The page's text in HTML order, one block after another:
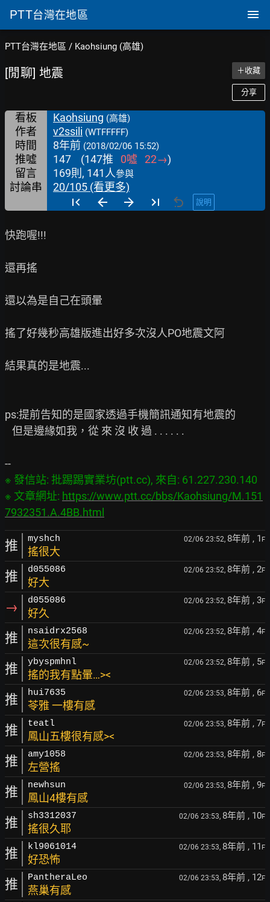
PTT台灣在地區
PTT台灣在地區 / Kaohsiung (高雄)
[閒聊] 地震 ＋收藏
分享
看板 Kaohsiung (高雄)
作者 v2ssili (WTFFFFF)
時間 8年前 (2018/02/06 15:52)
推噓 147 (147推 0噓 22→)
留言
169則, 141人參與
討論串 20/105 (看更多)
說明
快跑喔!!!
還再搖
還以為是自己在頭暈
搖了好幾秒高雄版進出好多次沒人PO地震文阿
結果真的是地震...
ps:提前告知的是國家透過手機簡訊通知有地震的
※ 發信站: 批踢踢實業坊(ptt.cc), 來自: 61.227.230.140
※ 文章網址: https://www.ptt.cc/bbs/Kaohsiung/M.151
7932351.A.4BB.html
推 myshch 02/06 23:52, 8年前 , 1 F
搖很大
推 d055086 02/06 23:52, 8年前 , 2F
好大
→ d055086 02/06 23:52, 8年前 , 3F
好久
推 nsaidrx2568 02/06 23:52, 8年前 , 4F
這次很有感~
推 ybyspmhnl 02/06 23:52, 8年前 , 5F
搖的我有點暈…><
推 hui7635 02/06 23:53, 8年前 , 6F
苓雅 一樓有感
推 teatl 02/06 23:53, 8年前 , 7F
鳳山五樓很有感><
推 amy1058 02/06 23:53, 8年前 , 8F
左營搖
推 newhsun 02/06 23:53, 8年前 , 9F
鳳山4樓有感
推 sh3312037 02/06 23:53, 8年前 , 10F
搖很久耶
推 kl9061014 02/06 23:53, 8年前 , 11 F
好恐怖
推 PantheraLeo 02/06 23:53, 8年前 , 12F
燕巢有感